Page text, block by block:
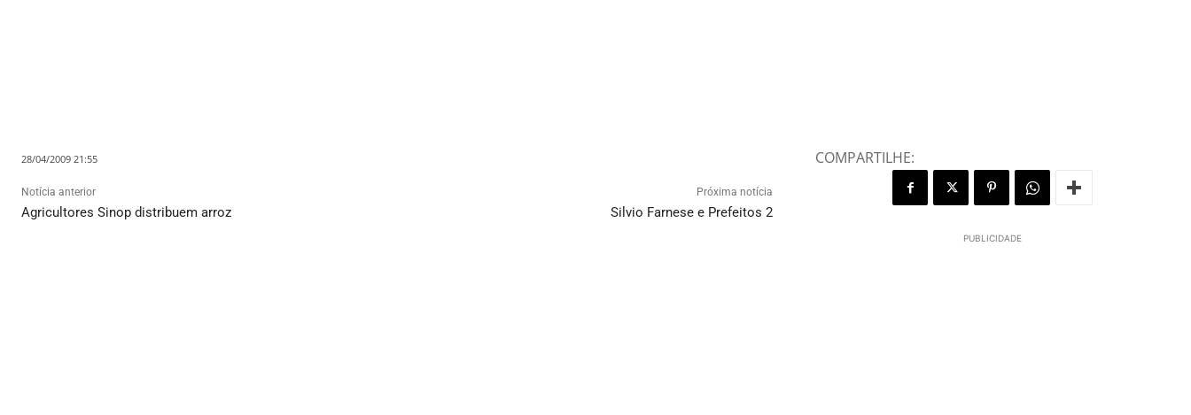
28/04/2009 21:55
Notícia anterior
Agricultores Sinop distribuem arroz
Próxima notícia
Silvio Farnese e Prefeitos 2
COMPARTILHE:
PUBLICIDADE